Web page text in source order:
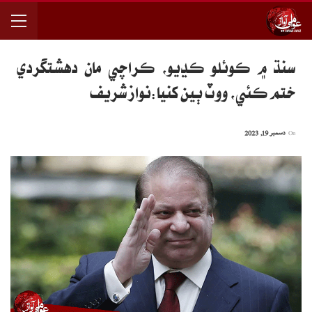
سنڌ ۾ ڪوئلو ڪڍيو، ڪراچي مان دهشتگردي
ختم ڪئي، ووٽ ٻين کنيا:نواز شريف